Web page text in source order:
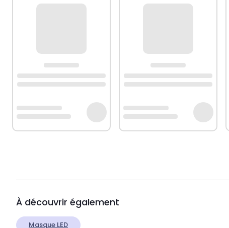
À découvrir également
Masque LED